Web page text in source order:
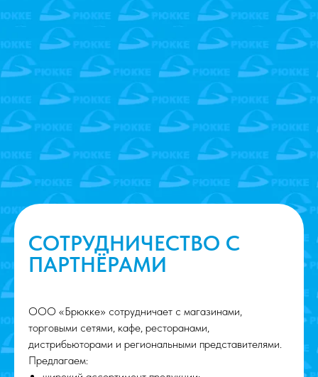
СОТРУДНИЧЕСТВО С
ПАРТНЁРАМИ
ООО «Брюкке» сотрудничает с магазинами,
торговыми сетями, кафе, ресторанами,
дистрибьюторами и региональными представителями.
Предлагаем: